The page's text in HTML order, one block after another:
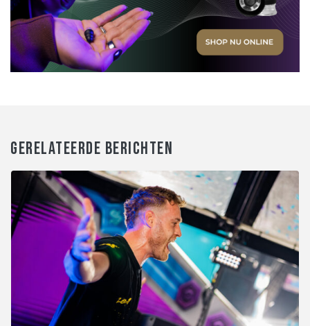
GERELATEERDE BERICHTEN